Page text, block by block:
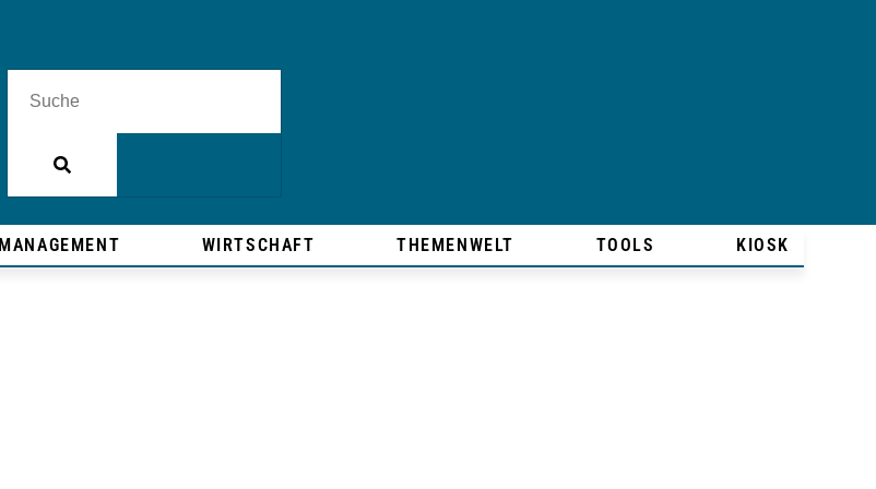
MANAGEMENT WIRTSCHAFT THEMENWELT TOOLS KIOSK